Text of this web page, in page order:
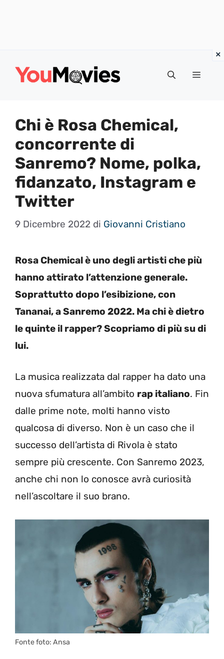
Menu
Chi è Rosa Chemical,
concorrente di
Sanremo? Nome, polka,
fidanzato, Instagram e
Twitter
9 Dicembre 2022 di Giovanni Cristiano
Rosa Chemical è uno degli artisti che più
hanno attirato l’attenzione generale.
Soprattutto dopo l’esibizione, con
Tananai, a Sanremo 2022. Ma chi è dietro
le quinte il rapper? Scopriamo di più su di
lui.
La musica realizzata dal rapper ha dato una
nuova sfumatura all’ambito rap italiano. Fin
dalle prime note, molti hanno visto
qualcosa di diverso. Non è un caso che il
successo dell’artista di Rivola è stato
sempre più crescente. Con Sanremo 2023,
anche chi non lo conosce avrà curiosità
nell’ascoltare il suo brano.
Fonte foto: Ansa